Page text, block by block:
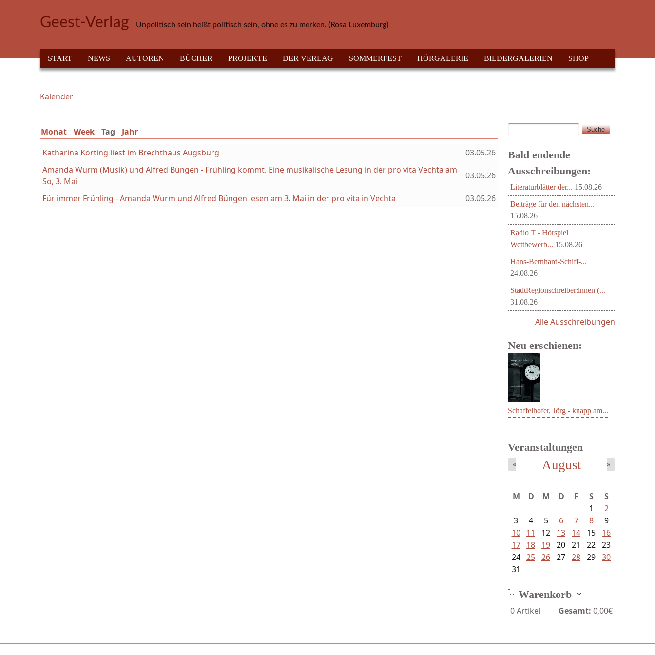
Geest-Verlag Unpolitisch sein heißt politisch sein, ohne es zu merken. (Rosa Luxemburg)
HAUPTMENÜ
START NEWS AUTOREN BÜCHER PROJEKTE DER VERLAG SOMMERFEST HÖRGALERIE BILDERGALERIEN SHOP
Sie sind hier
Kalender
Monat Week Tag (aktiver Reiter)
Jahr
Katharina Körting liest im Brechthaus Augsburg
03.05.26
Amanda Wurm (Musik) und Alfred Büngen - Frühling kommt. Eine musikalische Lesung in der pro vita Vechta am
So, 3. Mai
03.05.26
Für immer Frühling - Amanda Wurm und Alfred Büngen lesen am 3. Mai in der pro vita in Vechta 03.05.26
Suchformular
Suche
Bald endende
Ausschreibungen:
Literaturblätter der... 15.08.26
Beiträge für den nächsten...
15.08.26
Radio T - Hörspiel
Wettbewerb... 15.08.26
Hans-Bernhard-Schiff-...
24.08.26
StadtRegionschreiber:innen (...
31.08.26
Alle Ausschreibungen
Neu erschienen:
Schaffelhofer, Jörg - knapp am...
Veranstaltungen
August
« »
M D M D F S
S
1
2
3
4 5 6 7 8
9
10
11 12 13 14 15
16
17
18 19 20 21 22 23
24 25 26 27 28 29 30
31
Warenkorb
0Artikel Gesamt: 0,00€